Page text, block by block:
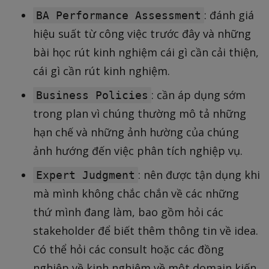
BA Performance Assessment : đánh giá
hiệu suất từ công việc trước đây và những
bài học rút kinh nghiệm cái gì cần cải thiện,
cái gì cần rút kinh nghiệm.
Business Policies : cần áp dụng sớm
trong plan vì chúng thường mô tả những
hạn chế và những ảnh hường của chúng
ảnh hướng đến việc phân tích nghiệp vụ.
Expert Judgment : nên được tận dụng khi
mà mình không chắc chắn về các những
thứ mình đang làm, bao gồm hỏi các
stakeholder để biết thêm thông tin về idea.
Có thể hỏi các consult hoặc các đồng